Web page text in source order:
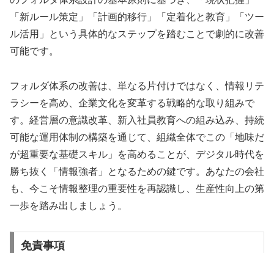
「新ルール策定」「計画的移行」「定着化と教育」「ツー
ル活用」という具体的なステップを踏むことで劇的に改善
可能です。
フォルダ体系の改善は、単なる片付けではなく、情報リテ
ラシーを高め、企業文化を変革する戦略的な取り組みで
す。経営層の意識改革、新入社員教育への組み込み、持続
可能な運用体制の構築を通じて、組織全体でこの「地味だ
が超重要な基礎スキル」を高めることが、デジタル時代を
勝ち抜く「情報強者」となるための鍵です。あなたの会社
も、今こそ情報整理の重要性を再認識し、生産性向上の第
一歩を踏み出しましょう。
免責事項